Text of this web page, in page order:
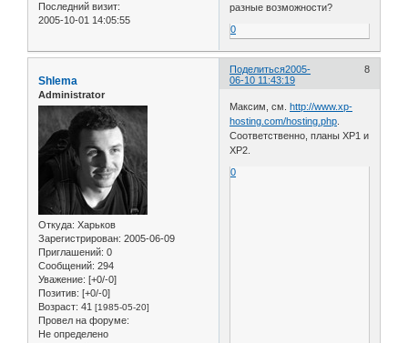
Последний визит:
2005-10-01 14:05:55
разные возможности?
0
Поделиться 8
2005-
06-10 11:43:19
Shlema
Administrator
Откуда: Харьков
Зарегистрирован: 2005-06-09
Приглашений: 0
Сообщений: 294
Уважение: [+0/-0]
Позитив: [+0/-0]
Возраст: 41 [1985-05-20]
Провел на форуме:
Не определено
Максим, см. http://www.xp-
hosting.com/hosting.php
Соответственно, планы ХР1 и
ХР2.
0